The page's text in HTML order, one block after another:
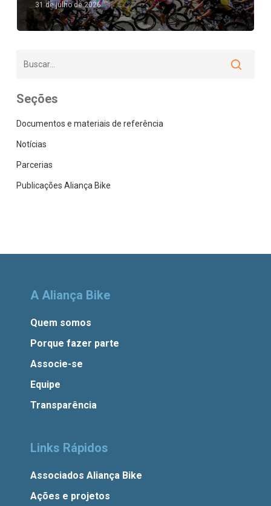
31 de julho de 2026
Seções
Documentos e materiais de referência
Notícias
Parcerias
Publicações Aliança Bike
A Aliança Bike
Quem somos
Porque fazer parte
Associe-se
Equipe
Transparência
Links Rápidos
Associados Aliança Bike
Ações e projetos